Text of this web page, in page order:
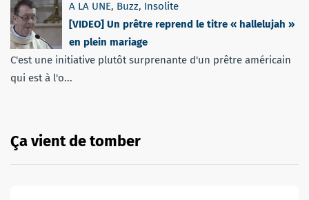
A LA UNE, Buzz, Insolite
[VIDEO] Un prêtre reprend le titre « hallelujah »
en plein mariage
C'est une initiative plutôt surprenante d'un prêtre américain
qui est à l'o...
Ça vient de tomber